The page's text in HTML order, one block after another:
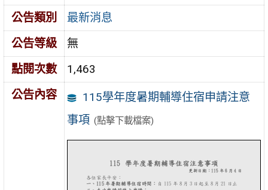
公告類別
最新消息
公告等級
無
點閱次數
1,463
公告內容
115學年度暑期輔導住宿申請注意
事項 (點擊下載檔案)